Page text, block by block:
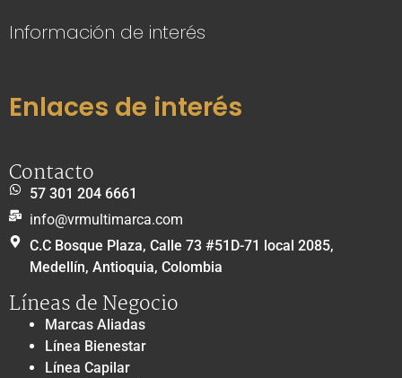
Información de interés
Enlaces de interés
Contacto
57 301 204 6661
info@vrmultimarca.com
C.C Bosque Plaza, Calle 73 #51D-71 local 2085,
Medellín, Antioquia, Colombia
Líneas de Negocio
Marcas Aliadas
Línea Bienestar
Línea Capilar